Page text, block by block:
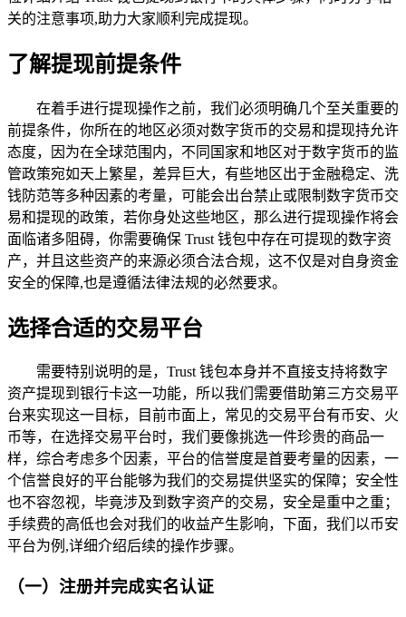
关的注意事项,助力大家顺利完成提现。
了解提现前提条件
在着手进行提现操作之前，我们必须明确几个至关重要的
前提条件，你所在的地区必须对数字货币的交易和提现持允许
态度，因为在全球范围内，不同国家和地区对于数字货币的监
管政策宛如天上繁星，差异巨大，有些地区出于金融稳定、洗
钱防范等多种因素的考量，可能会出台禁止或限制数字货币交
易和提现的政策，若你身处这些地区，那么进行提现操作将会
面临诸多阻碍，你需要确保 Trust 钱包中存在可提现的数字资
产，并且这些资产的来源必须合法合规，这不仅是对自身资金
安全的保障,也是遵循法律法规的必然要求。
选择合适的交易平台
需要特别说明的是，Trust 钱包本身并不直接支持将数字
资产提现到银行卡这一功能，所以我们需要借助第三方交易平
台来实现这一目标，目前市面上，常见的交易平台有币安、火
币等，在选择交易平台时，我们要像挑选一件珍贵的商品一
样，综合考虑多个因素，平台的信誉度是首要考量的因素，一
个信誉良好的平台能够为我们的交易提供坚实的保障；安全性
也不容忽视，毕竟涉及到数字资产的交易，安全是重中之重；
手续费的高低也会对我们的收益产生影响，下面，我们以币安
平台为例,详细介绍后续的操作步骤。
（一）注册并完成实名认证